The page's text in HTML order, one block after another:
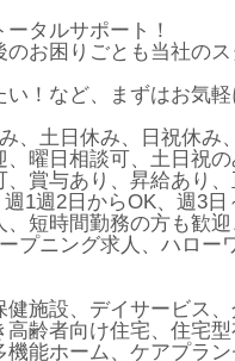
タルサポート！
お困りごとも当社の
！など、まずはお気軽
、土日休み、日祝休み
曜日相談可、土日祝
賞与あり、昇給あり
1週2日からOK、週3
短時間勤務の方も歓
プニング求人、ハロー
施設、デイサービス
齢者向け住宅、住宅
能ホーム、ケアプラ